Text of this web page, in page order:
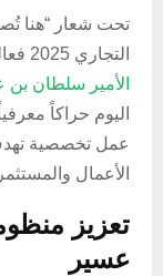
تحت شعار “هنا
التجاري 2025 فعالياته لليوم الثاني على التوالي في
الأمير سلطان بن
اليوم حراكاً
عمل تخصصية
الأعمال
تعزيز
عسير